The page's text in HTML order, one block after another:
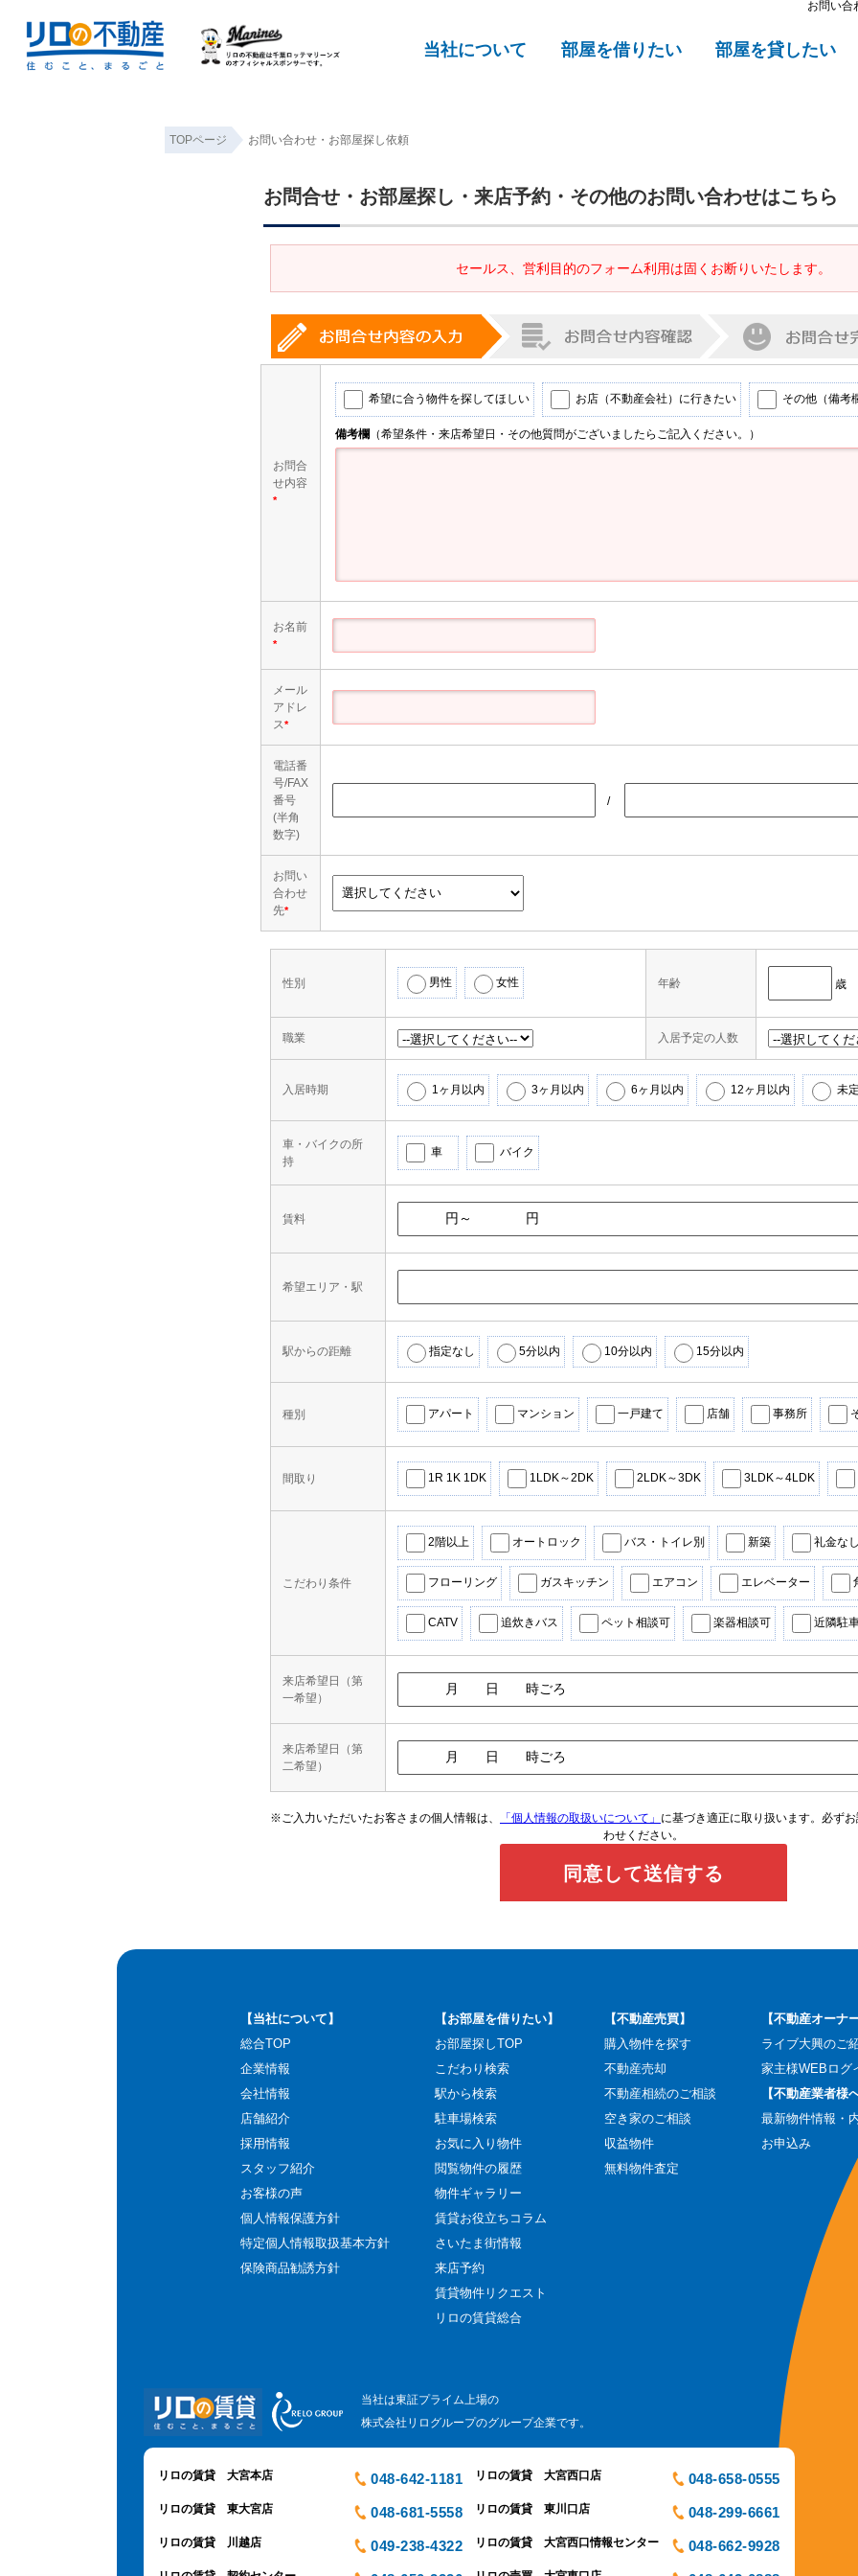
お問い合
当社について 部屋を借りたい 部屋を貸したい
TOPページ お問い合わせ・お部屋探し依頼
お問合せ・お部屋探し・来店予約・その他のお問い合わせはこちら
セールス、営利目的のフォーム利用は固くお断りいたします。
お問合
せ内容
*
希望に合う物件を探してほしい お店（不動産会社）に行きたい その他（備考
備考欄（希望条件・来店希望日・その他質問がございましたらご記入ください。）
お名前
*
メール
アドレ
ス*
電話番
号/FAX
番号
(半角
数字)
/
お問い
合わせ
先*
性別 男性 女性 年齢 歳
職業 入居予定の人数
入居時期 1ヶ月以内 3ヶ月以内 6ヶ月以内 12ヶ月以内 未
車・バイクの所
持
車 バイク
賃料
希望エリア・駅
駅からの距離 指定なし 5分以内 10分以内 15分以内
種別 アパート マンション 一戸建て 店舗 事務所
間取り 1R 1K 1DK 1LDK～2DK 2LDK～3DK 3LDK～4LDK
こだわり条件
2階以上 オートロック バス・トイレ別 新築 礼金な
フローリング ガスキッチン エアコン エレベーター
CATV 追炊きバス ペット相談可 楽器相談可 近隣駐
来店希望日（第
一希望）
来店希望日（第
二希望）
※ご入力いただいたお客さまの個人情報は、 「個人情報の取扱いについて」 に基づき適正に取り扱います。必ず
わせください。
【当社について】
総合TOP
企業情報
会社情報
店舗紹介
採用情報
スタッフ紹介
お客様の声
個人情報保護方針
特定個人情報取扱基本方針
保険商品勧誘方針
【お部屋を借りたい】
お部屋探しTOP
こだわり検索
駅から検索
駐車場検索
お気に入り物件
閲覧物件の履歴
物件ギャラリー
賃貸お役立ちコラム
さいたま街情報
来店予約
賃貸物件リクエスト
リロの賃貸総合
【不動産売買】
購入物件を探す
不動産売却
不動産相続のご相談
空き家のご相談
収益物件
無料物件査定
【不動産オーナ
ライブ大興のご
家主様WEBログ
【不動産業者様
最新物件情報・
お申込み
当社は東証プライム上場の
株式会社リログループのグループ企業です。
リロの賃貸 大宮本店 048-642-1181 リロの賃貸 大宮西口店 048-658-0555
リロの賃貸 東大宮店 048-681-5558 リロの賃貸 東川口店 048-299-6661
リロの賃貸 川越店 049-238-4322 リロの賃貸 大宮西口情報センター 048-662-9928